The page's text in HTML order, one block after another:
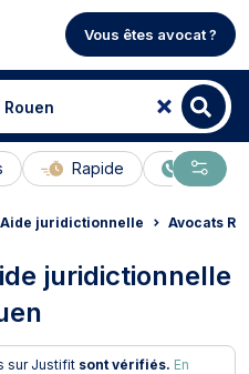
Vous êtes avocat ?
Rapide En ligne
juridictionnelle Avocats
juridictionnelle
sur Justifit sont vérifiés. En